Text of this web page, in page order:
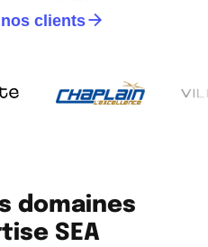
clients
domaines
SEA